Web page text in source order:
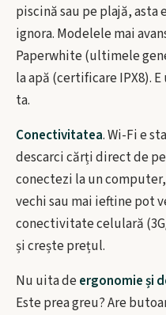
piscină sau pe plajă, asta
ignora. Modelele mai
Paperwhite (ultimele
la apă (certificare IPX8).
ta.
Conectivitatea. Wi-Fi e
descarci cărți direct de
conectezi la un
vechi sau mai ieftine pot
conectivitate celulară
și crește prețul.
Nu uita deergonomie și
Este prea greu? Are